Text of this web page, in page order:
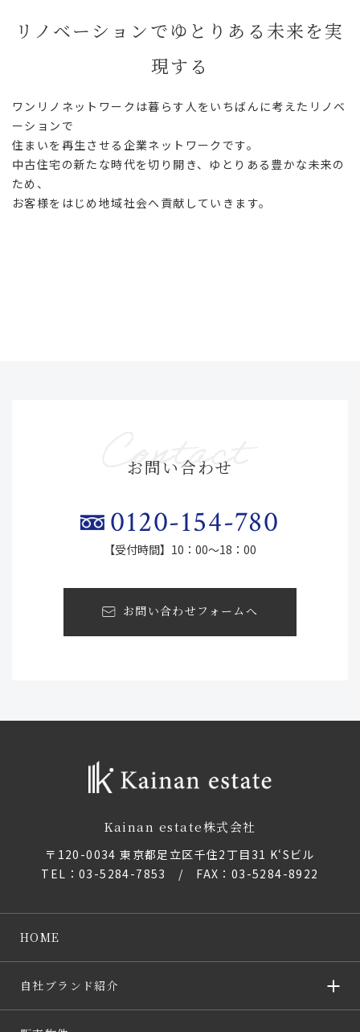
リノベーションでゆとりある未来を実
現する
ワンリノネットワークは暮らす人をいちばんに考えたリノベ
ーションで
住まいを再生させる企業ネットワークです。
中古住宅の新たな時代を切り開き、ゆとりある豊かな未来の
ため、
お客様をはじめ地域社会へ貢献していきます。
お問い合わせ
0120-154-780
【受付時間】10：00～18：00
お問い合わせフォームへ
Kainan estate株式会社
〒120-0034 東京都足立区千住2丁目31 K‘Sビル
TEL：03-5284-7853 / FAX：03-5284-8922
HOME
自社ブランド紹介